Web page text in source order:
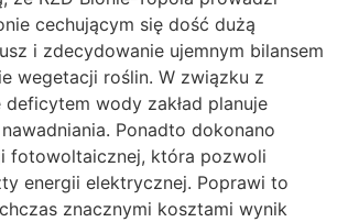
cechującym się dość dużą
i zdecydowanie ujemnym bilansem
wegetacji roślin. W związku z
wody zakład planuje
Ponadto dokonano
fotowoltaicznej, która pozwoli
energii elektrycznej. Poprawi to
znacznymi kosztami wynik